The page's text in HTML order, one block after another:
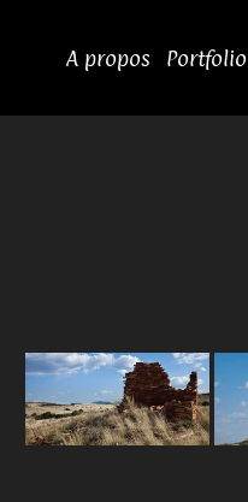
A propos Portfolio